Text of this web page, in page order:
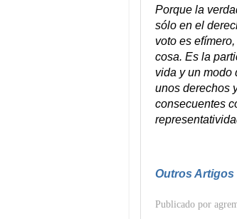
Porque la
sólo en el
voto es
cosa. Es la
vida y un modo
unos derechos
consecuentes
Outros Artigos
Publicado por